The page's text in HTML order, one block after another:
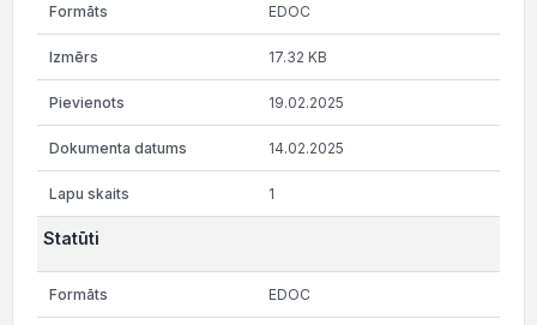
EDOC
17.32 KB
19.02.2025
14.02.2025
1
Statūti
EDOC